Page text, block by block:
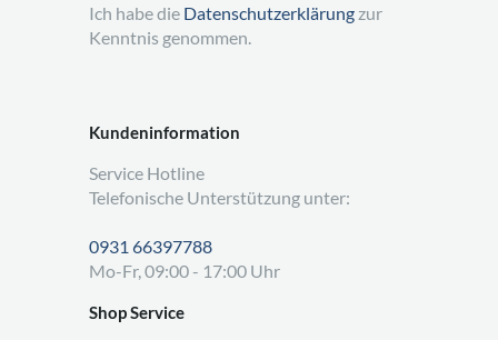
Kundeninformation
Service Hotline
Telefonische Unterstützung unter:
0931 66397788
Mo-Fr, 09:00 - 17:00 Uhr
Shop Service
Ich habe die Datenschutzerklärung zur
Kenntnis genommen.